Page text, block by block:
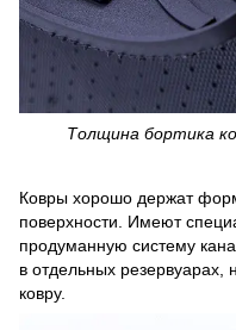
Толщина бортика
Ковры хорошо держат
поверхности. Имеют
продуманную систему
в отдельных резервуарах,
ковру.